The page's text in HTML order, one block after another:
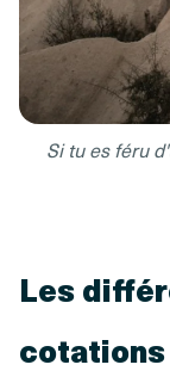
Si tu es féru
Les
cotations